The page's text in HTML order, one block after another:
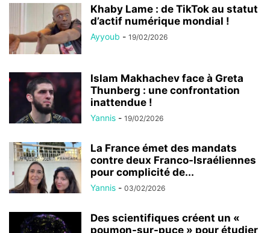
Khaby Lame : de TikTok au statut
d’actif numérique mondial !
Ayyoub - 19/02/2026
Islam Makhachev face à Greta
Thunberg : une confrontation
inattendue !
Yannis - 19/02/2026
La France émet des mandats
contre deux Franco-Israéliennes
pour complicité de...
Yannis - 03/02/2026
Des scientifiques créent un «
poumon-sur-puce » pour étudier